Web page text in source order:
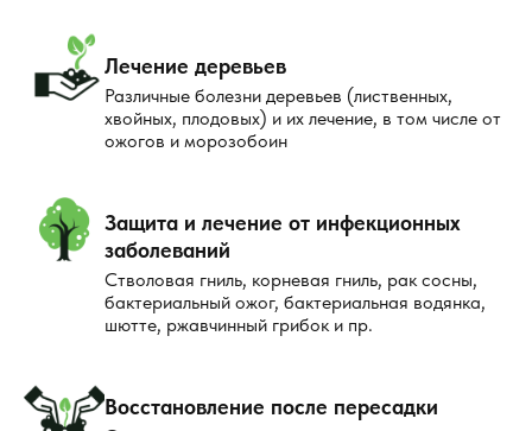
Лечение деревьев
Различные болезни деревьев (лиственных,
хвойных, плодовых) и их лечение, в том числе от
ожогов и морозобоин
Защита и лечение от инфекционных
заболеваний
Стволовая гниль, корневая гниль, рак сосны,
бактериальный ожог, бактериальная водянка,
шютте, ржавчинный грибок и пр.
Восстановление после пересадки